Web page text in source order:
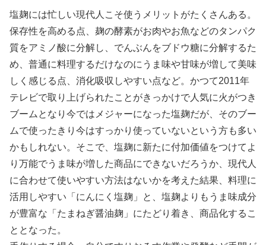
塩麹には忙しい現代人こそ使うメリットがたくさんある。
保存性を高める点、麹の酵素がお肉やお魚などのタンパク
質をアミノ酸に分解し、でんぶんをブドウ糖に分解するた
め、普通に料理するだけなのにうま味や甘味が増して美味
しく感じる点、消化吸収しやすい点など。かつて2011年
テレビで取り上げられたことがきっかけで人気に火がつき
ブームとなり今ではメジャーになった塩麹だが、そのブー
ムで使ったきり今はすっかり使っていないという方も多い
かもしれない。そこで、塩麹に新たに付加価値をつけてよ
り万能でうま味が増した商品にできないだろうか、現代人
に合わせて使いやすい方法はないかを考えた結果、料理に
活用しやすい「にんにく塩麹」と、塩麹よりもうま味成分
が豊富な「たまねぎ醤油麹」にたどり着き、商品化するこ
ととなった。